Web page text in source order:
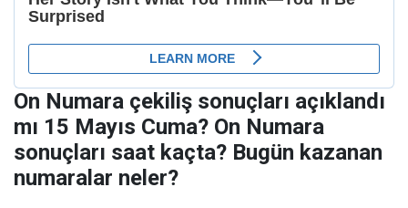
On Numara çekiliş sonuçları açıklandı
mı 15 Mayıs Cuma? On Numara
sonuçları saat kaçta? Bugün kazanan
numaralar neler?